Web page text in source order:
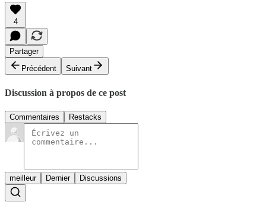
4
Partager
Précédent
Suivant
Discussion à propos de ce post
Commentaires Restacks
meilleur Dernier Discussions